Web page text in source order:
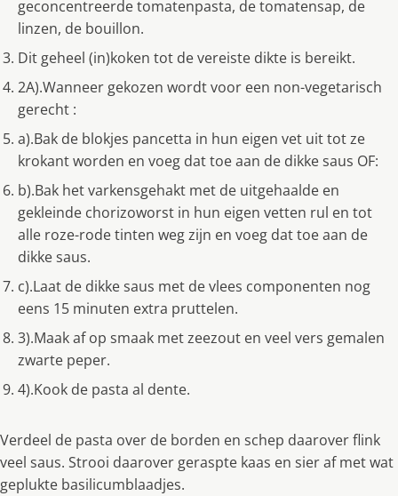
geconcentreerde tomatenpasta, de tomatensap, de
linzen, de bouillon.
Dit geheel (in)koken tot de vereiste dikte is bereikt.
2A).Wanneer gekozen wordt voor een non-vegetarisch
gerecht :
a).Bak de blokjes pancetta in hun eigen vet uit tot ze
krokant worden en voeg dat toe aan de dikke saus OF:
b).Bak het varkensgehakt met de uitgehaalde en
gekleinde chorizoworst in hun eigen vetten rul en tot
alle roze-rode tinten weg zijn en voeg dat toe aan de
dikke saus.
c).Laat de dikke saus met de vlees componenten nog
eens 15 minuten extra pruttelen.
3).Maak af op smaak met zeezout en veel vers gemalen
zwarte peper.
4).Kook de pasta al dente.
Verdeel de pasta over de borden en schep daarover flink
veel saus. Strooi daarover geraspte kaas en sier af met wat
geplukte basilicumblaadjes.